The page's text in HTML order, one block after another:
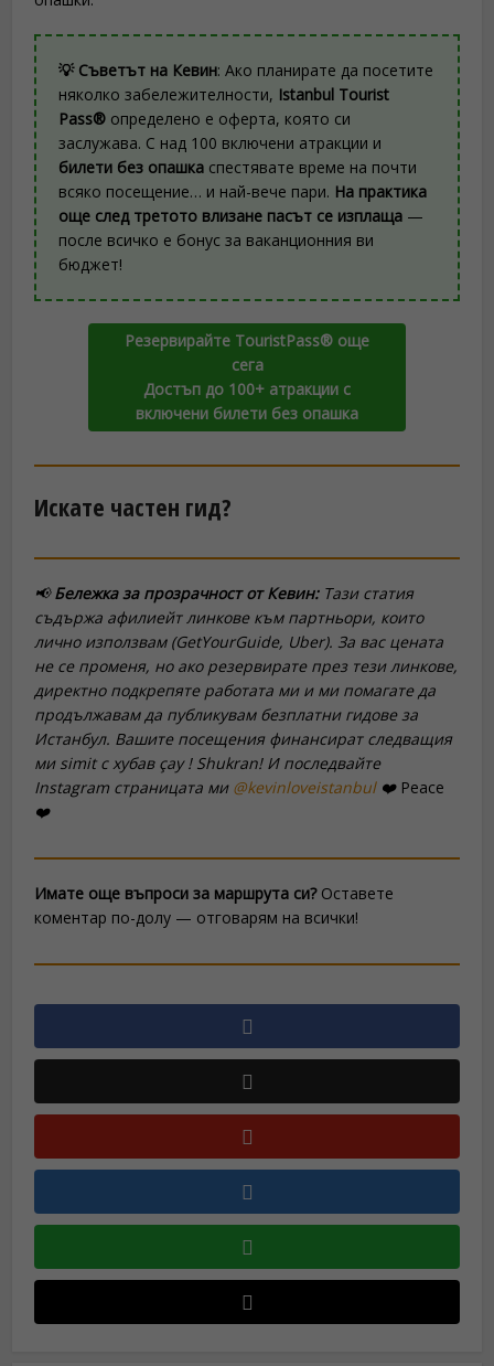
💡 Съветът на Кевин: Ако планирате да посетите
няколко забележителности, Istanbul Tourist
Pass® определено е оферта, която си
заслужава. С над 100 включени атракции и
билети без опашка спестявате време на почти
всяко посещение… и най-вече пари. На практика
още след третото влизане пасът се изплаща —
после всичко е бонус за ваканционния ви
бюджет!
Резервирайте TouristPass® още
сега
Достъп до 100+ атракции с
включени билети без опашка
Искате частен гид?
📢Бележка за прозрачност от Кевин:Тази статия
съдържа афилиейт линкове към партньори, които
лично използвам (GetYourGuide, Uber). За вас цената
не се променя, но ако резервирате през тези линкове,
директно подкрепяте работата ми и ми помагате да
продължавам да публикувам безплатни гидове за
Истанбул. Вашите посещения финансират следващия
ми simitс хубав çay! Shukran! И последвайте
Instagram страницата ми @kevinloveistanbul❤️Peace
❤️
Имате още въпроси за маршрута си?Оставете
коментар по-долу — отговарям на всички!